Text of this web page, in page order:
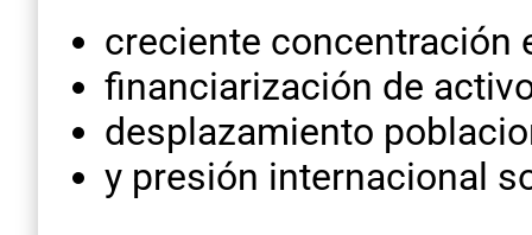
creciente concentración
financiarización de
desplazamiento
y presión internacional